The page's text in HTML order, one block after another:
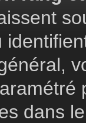
dans